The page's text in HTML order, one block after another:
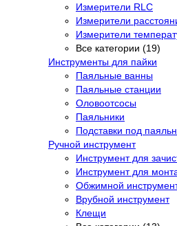
Измерители RLC
Измерители
Измерители
Все категории (19)
Инструменты для пайки
Паяльные ванны
Паяльные станции
Оловоотсосы
Паяльники
Подставки под
Ручной инструмент
Инструмент для
Инструмент для
Обжимной
Врубной инструмент
Клещи